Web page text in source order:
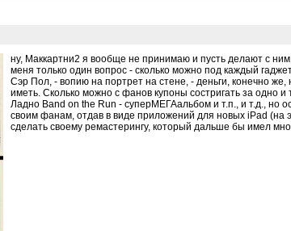
ну, Маккартни2 я вообще не принимаю и пусть делают с
меня только один вопрос - сколько можно под каждый
Сэр Пол, - вопию на портрет на стене, - деньги, конечно же,
иметь. Сколько можно с фанов купоны состригать за одно и
Ладно Band on the Run - суперМЕГАальбом и т.п., и т.д., но
своим фанам, отдав в виде приложений для новых iPad
сделать своему ремастерингу, который дальше бы имел